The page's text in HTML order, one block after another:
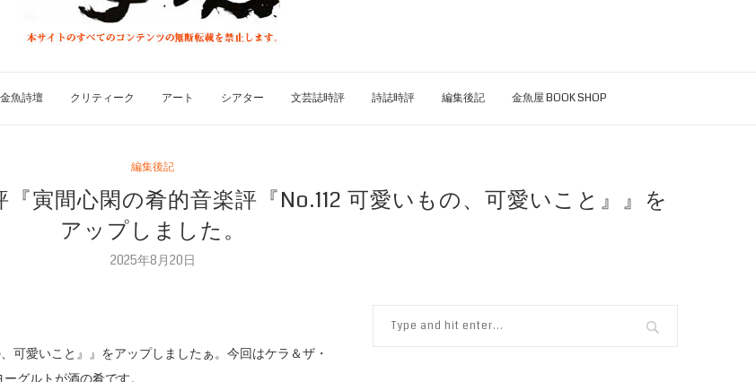
金魚詩壇 クリティーク アート シアター 文芸誌時評 詩誌時評 編集後記 金魚屋 BOOK SHOP
編集後記
寅間心閑の肴的音楽評『No.112 可愛いもの、可愛いこと』』を
アップしました。
2025年8月20日
可愛いこと』』をアップしましたぁ。今回はケラ＆ザ・
グルトが酒の肴です。